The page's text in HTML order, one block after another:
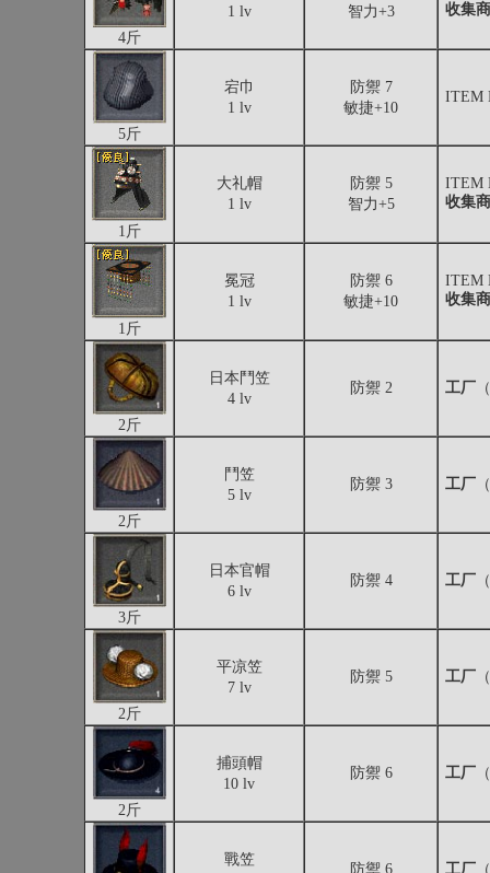
4斤
1 lv
智力+3
收集
5斤
宕巾
1 lv
防禦 7
敏捷+10
ITEM
1斤
大礼帽
1 lv
防禦 5
智力+5
ITEM
收集
1斤
冕冠
1 lv
防禦 6
敏捷+10
ITEM
收集
2斤
日本鬥笠
4 lv
防禦 2 工厂
2斤
鬥笠
5 lv
防禦 3 工厂
3斤
日本官帽
6 lv
防禦 4 工厂
2斤
平凉笠
7 lv
防禦 5 工厂
2斤
捕頭帽
10 lv
防禦 6 工厂
戰笠
防禦 6 工厂